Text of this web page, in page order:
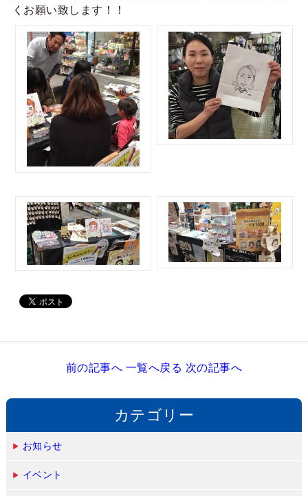
くお願い致します！！
前の記事へ 一覧へ戻る 次の記事へ
カテゴリー
お知らせ
イベント